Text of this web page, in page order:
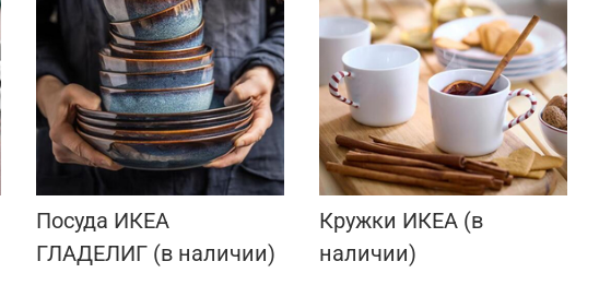
Посуда ИКЕА
ГЛАДЕЛИГ (в наличии)
Кружки ИКЕА (в
наличии)